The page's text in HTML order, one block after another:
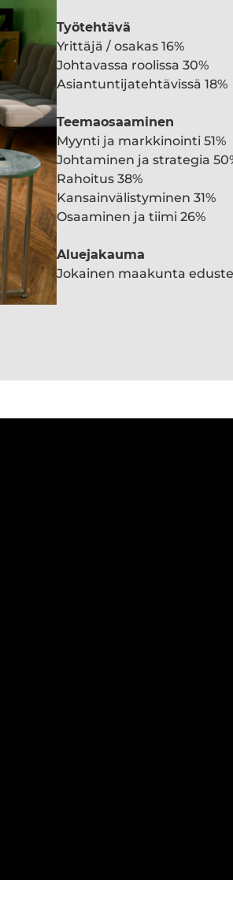
Työtehtävä
Yrittäjä / osakas 16%
Johtavassa roolissa 30%
Asiantuntijatehtävissä 18%
Teemaosaaminen
Myynti ja markkinointi 51%
Johtaminen ja strategia
Rahoitus 38%
Kansainvälistyminen 31%
Osaaminen ja tiimi 26%
Aluejakauma
Jokainen maakunta